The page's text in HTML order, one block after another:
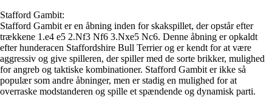
Stafford Gambit:
Stafford Gambit er en åbning inden for skakspillet, der opstår efter
trækkene 1.e4 e5 2.Nf3 Nf6 3.Nxe5 Nc6. Denne åbning er opkaldt
efter hunderacen Staffordshire Bull Terrier og er kendt for at være
aggressiv og give spilleren, der spiller med de sorte brikker, mulighed
for angreb og taktiske kombinationer. Stafford Gambit er ikke så
populær som andre åbninger, men er stadig en mulighed for at
overraske modstanderen og spille et spændende og dynamisk parti.